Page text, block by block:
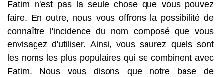
Fatim n'est pas la seule chose que vous pouvez
faire. En outre, nous vous offrons la possibilité de
connaître l'incidence du nom composé que vous
envisagez d'utiliser. Ainsi, vous saurez quels sont
les noms les plus populaires qui se combinent avec
Fatim. Nous vous disons que notre base de